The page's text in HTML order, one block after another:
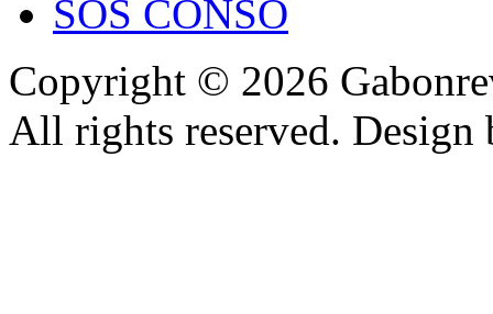
SOS CONSO
Copyright © 2026
All rights reserved.